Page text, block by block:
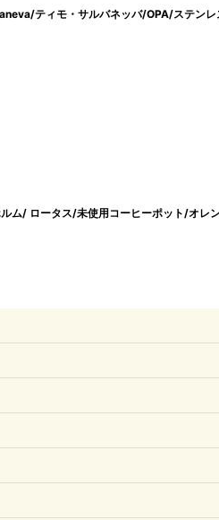
ティモ・サルバネッバ/OPA/ステンレ
ム/ ロータス/未使用コーヒーポット/オレ